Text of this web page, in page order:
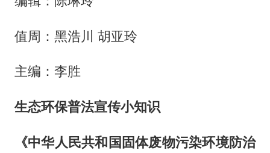
值周：黑浩川 胡亚玲
主编：李胜
生态环保普法宣传小知识
《中华人民共和国固体废物污染环境防治